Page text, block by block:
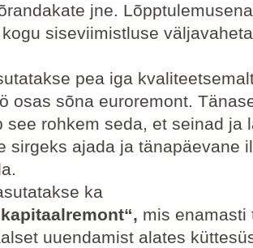
jne.
siseviimistluse
pea iga
osas sõna euroremont.
see rohkem seda, et seinad ja
sirgeks ajada ja tänapäevane
ka
mis enamasti
uuendamist alates